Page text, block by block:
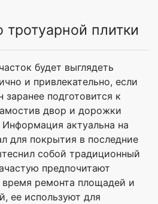
плитки
будет выглядеть
и привлекательно, если
подготовится к
двор и дорожки
актуальна на
для покрытия в последние
собой традиционный
предпочитают
время ремонта площадей и
ее используют для